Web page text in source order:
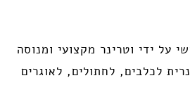
על ידי וטרינר מקצועי ומנוסה
לכלבים, לחתולים, לאוגרים